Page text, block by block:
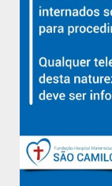
Sobre
Diretorias
Políticas e Normas